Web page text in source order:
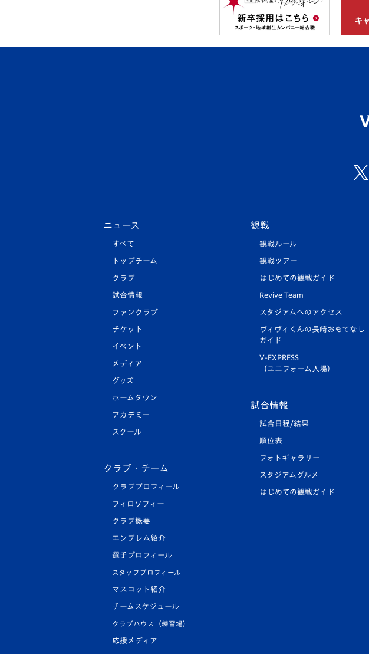
ニュース
すべて
トップチーム
クラブ
試合情報
ファンクラブ
チケット
イベント
メディア
グッズ
ホームタウン
アカデミー
スクール
クラブ・チーム
クラブプロフィール
フィロソフィー
クラブ概要
エンブレム紹介
選手プロフィール
スタッフプロフィール
マスコット紹介
チームスケジュール
クラブハウス（練習場）
応援メディア
観戦
観戦ルール
観戦ツアー
はじめての観戦ガイド
Revive Team
スタジアムへのアクセス
ヴィヴィくんの長崎おもてなし
ガイド
V-EXPRESS
（ユニフォーム入場）
試合情報
試合日程/結果
順位表
フォトギャラリー
スタジアムグルメ
はじめての観戦ガイド